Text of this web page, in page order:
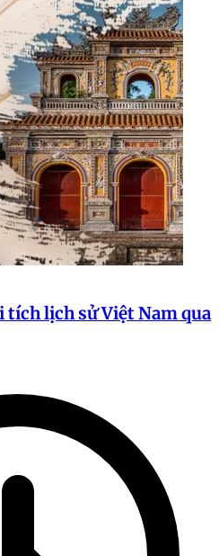
tích lịch sử Việt Nam qua